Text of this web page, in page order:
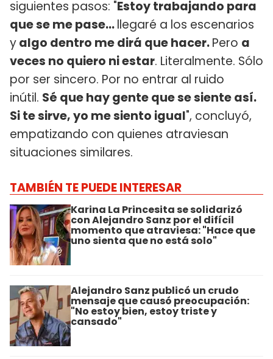
siguientes pasos: "Estoy trabajando para
que se me pase…llegaré a los escenarios
yalgo dentro me dirá que hacer.Pero a
veces no quiero ni estar. Literalmente. Sólo
por ser sincero. Por no entrar al ruido
inútil. Sé que hay gente que se siente así.
Si te sirve, yo me siento igual", concluyó,
empatizando con quienes atraviesan
situaciones similares.
TAMBIÉN TE PUEDE INTERESAR
Karina La Princesita se solidarizó
con Alejandro Sanz por el difícil
momento que atraviesa: "Hace que
uno sienta que no está solo"
Alejandro Sanz publicó un crudo
mensaje que causó preocupación:
"No estoy bien, estoy triste y
cansado"